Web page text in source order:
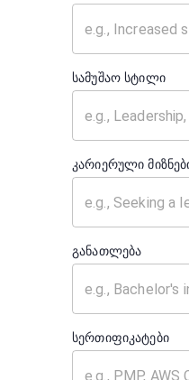
სამუშაო სტილი
კარიერული
განათლება
სერთიფიკატები